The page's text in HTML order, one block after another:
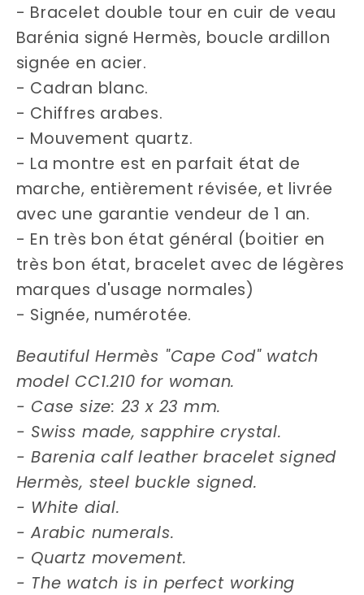
- Bracelet double tour en cuir de veau
Barénia signé Hermès, boucle ardillon
signée en acier.
- Cadran blanc.
- Chiffres arabes.
- Mouvement quartz.
- La montre est en parfait état de
marche, entièrement révisée, et livrée
avec une garantie vendeur de 1 an.
- En très bon état général (boitier en
très bon état, bracelet avec de légères
marques d'usage normales)
- Signée, numérotée.
Beautiful Hermès "Cape Cod" watch
model CC1.210 for woman.
- Case size: 23 x 23 mm.
- Swiss made, sapphire crystal.
- Barenia calf leather bracelet signed
Hermès, steel buckle signed.
- White dial.
- Arabic numerals.
- Quartz movement.
- The watch is in perfect working